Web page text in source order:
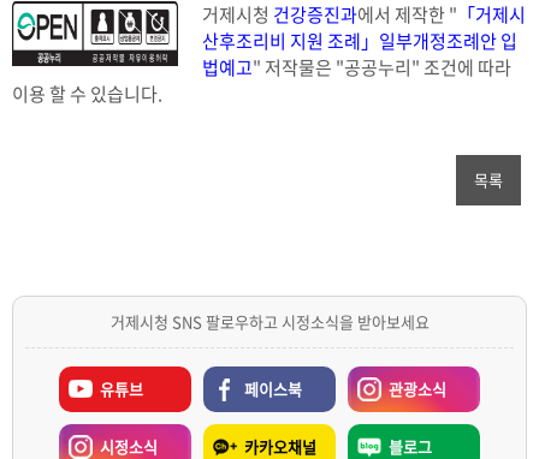
거제시청 건강증진과에서 제작한 " 「거제시
산후조리비 지원 조례」일부개정조례안 입
법예고" 저작물은 "공공누리"조건에 따라
이용 할 수 있습니다.
목록
거제시청 SNS 팔로우하고 시정소식을 받아보세요
유튜브 페이스북 관광소식
시정소식 카카오채널 블로그